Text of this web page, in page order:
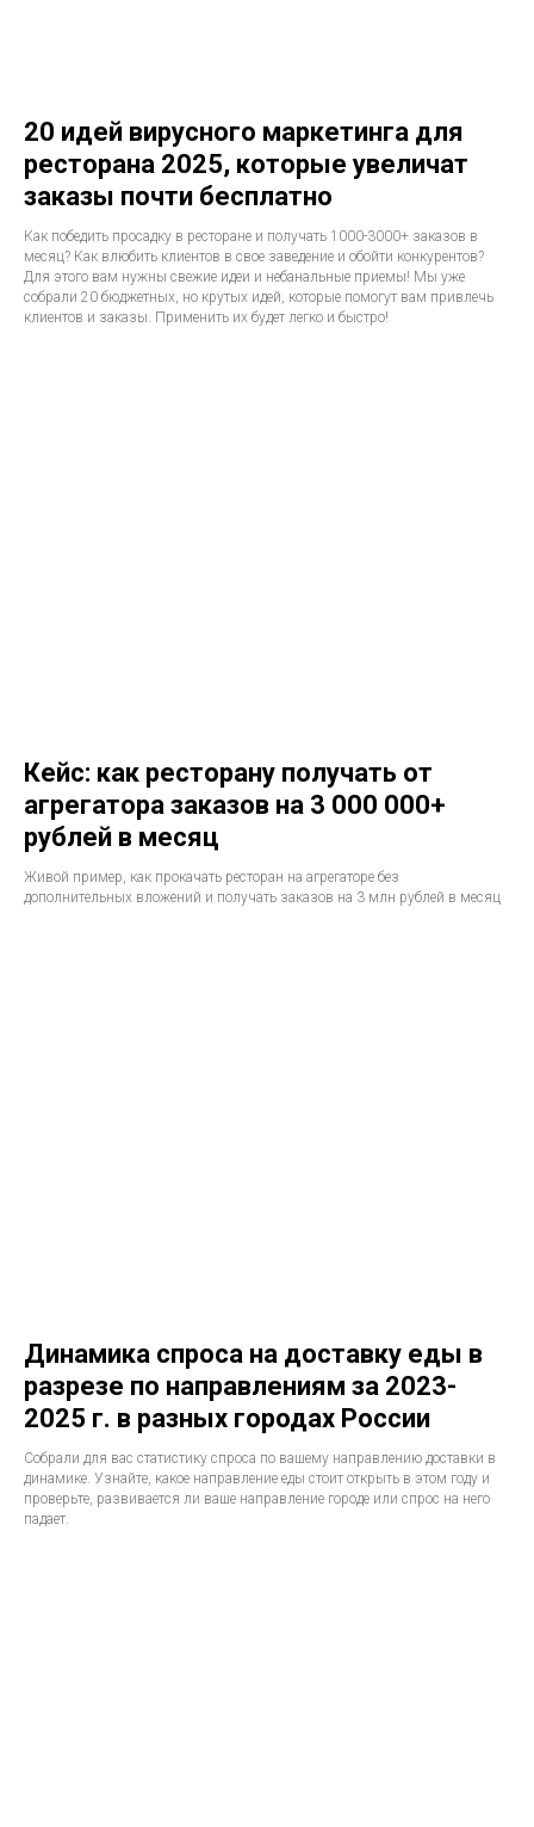
20 идей вирусного маркетинга для
ресторана 2025, которые увеличат
заказы почти бесплатно
Как победить просадку в ресторане и получать 1000-3000+ заказов в
месяц? Как влюбить клиентов в свое заведение и обойти конкурентов?
Для этого вам нужны свежие идеи и небанальные приемы! Мы уже
собрали 20 бюджетных, но крутых идей, которые помогут вам привлечь
клиентов и заказы. Применить их будет легко и быстро!
Кейс: как ресторану получать от
агрегатора заказов на 3 000 000+
рублей в месяц
Живой пример, как прокачать ресторан на агрегаторе без
дополнительных вложений и получать заказов на 3 млн рублей в месяц
Динамика спроса на доставку еды в
разрезе по направлениям за 2023-
2025 г. в разных городах России
Собрали для вас статистику спроса по вашему направлению доставки в
динамике. Узнайте, какое направление еды стоит открыть в этом году и
проверьте, развивается ли ваше направление городе или спрос на него
падает.